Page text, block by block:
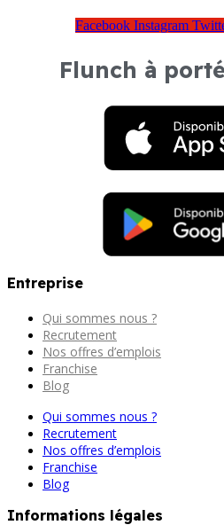
Facebook Instagram
Flunch à
Entreprise
Qui sommes nous ?
Recrutement
Nos offres d’emplois
Franchise
Blog
Qui sommes nous ?
Recrutement
Nos offres d’emplois
Franchise
Blog
Informations légales